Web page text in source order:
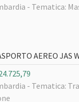
- Tematica:
AEREO JAS
- Tematica: